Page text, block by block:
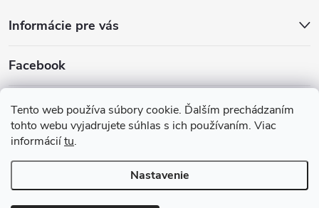
Tento web používa súbory cookie. Ďalším prechádzaním
tohto webu vyjadrujete súhlas s ich používaním. Viac
informáciítu.
Nastavenie
Informácie pre vás
Facebook
Prijímame online platby
Copyright 2026Indarčeky.sk. Všetky práva vyhradené.Upraviť